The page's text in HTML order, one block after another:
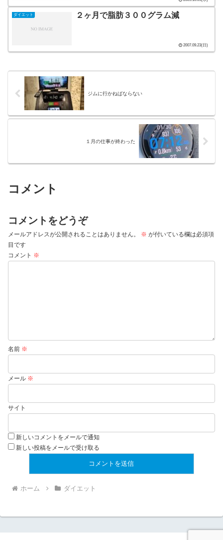
ダイエット ２ヶ月で脂肪３００グラム減
2007.09.23(日)
ジムに行かねばならない
１月の仕事が終わった
コメント
コメントをどうぞ
メールアドレスが公開されることはありません。 ※ が付いている欄は必須項
目です
コメント ※
名前 ※
メール ※
サイト
新しいコメントをメールで通知
新しい投稿をメールで受け取る
ホーム ダイエット